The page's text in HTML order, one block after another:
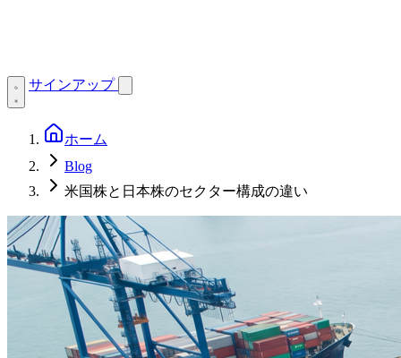
サインアップ
ホーム
Blog
米国株と日本株のセクター構成の違い